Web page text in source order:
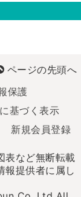
ページの先頭へ
保護
基づく表示
新規会員登録
表など無断転載
報提供者に属し